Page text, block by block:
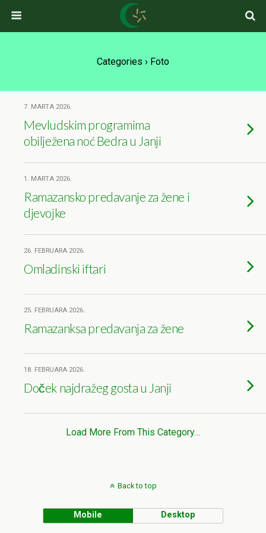
Categories › Foto
7. MARTA 2026.
Mevludskim programima
obilježena noć Bedra u Janji
1. MARTA 2026.
Ramazansko predavanje za žene i
djevojke
26. FEBRUARA 2026.
Omladinski iftari
25. FEBRUARA 2026.
Ramazanksa predavanja za žene
18. FEBRUARA 2026.
Doček najdražeg gosta u Janji
Load More From This Category…
Back to top
Mobile Desktop